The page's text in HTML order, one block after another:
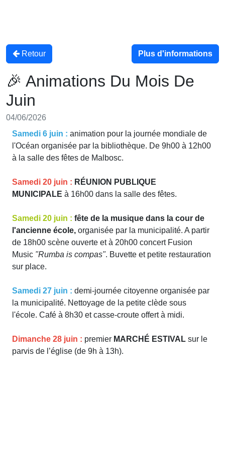
Retour Plus d'informations
🎉 Animations Du Mois De
Juin
04/06/2026
Samedi 6 juin : animation pour la journée mondiale de
l'Océan organisée par la bibliothèque. De 9h00 à 12h00
à la salle des fêtes de Malbosc.
Samedi 20 juin : RÉUNION PUBLIQUE
MUNICIPALE à 16h00 dans la salle des fêtes.
Samedi 20 juin : fête de la musique dans la cour de
l'ancienne école, organisée par la municipalité. A partir
de 18h00 scène ouverte et à 20h00 concert Fusion
Music "Rumba is compas". Buvette et petite restauration
sur place.
Samedi 27 juin : demi-journée citoyenne organisée par
la municipalité. Nettoyage de la petite clède sous
l'école. Café à 8h30 et casse-croute offert à midi.
Dimanche 28 juin : premier MARCHÉ ESTIVAL sur le
parvis de l’église (de 9h à 13h).